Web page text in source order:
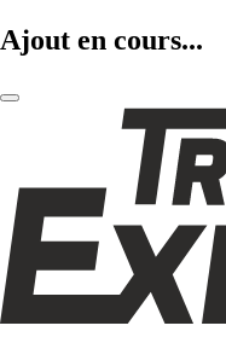
Ajout en cours...